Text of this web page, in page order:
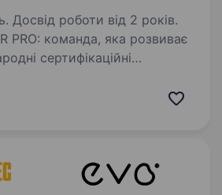
Досвід роботи від 2 років.
команда, яка розвиває
сертифікаційні